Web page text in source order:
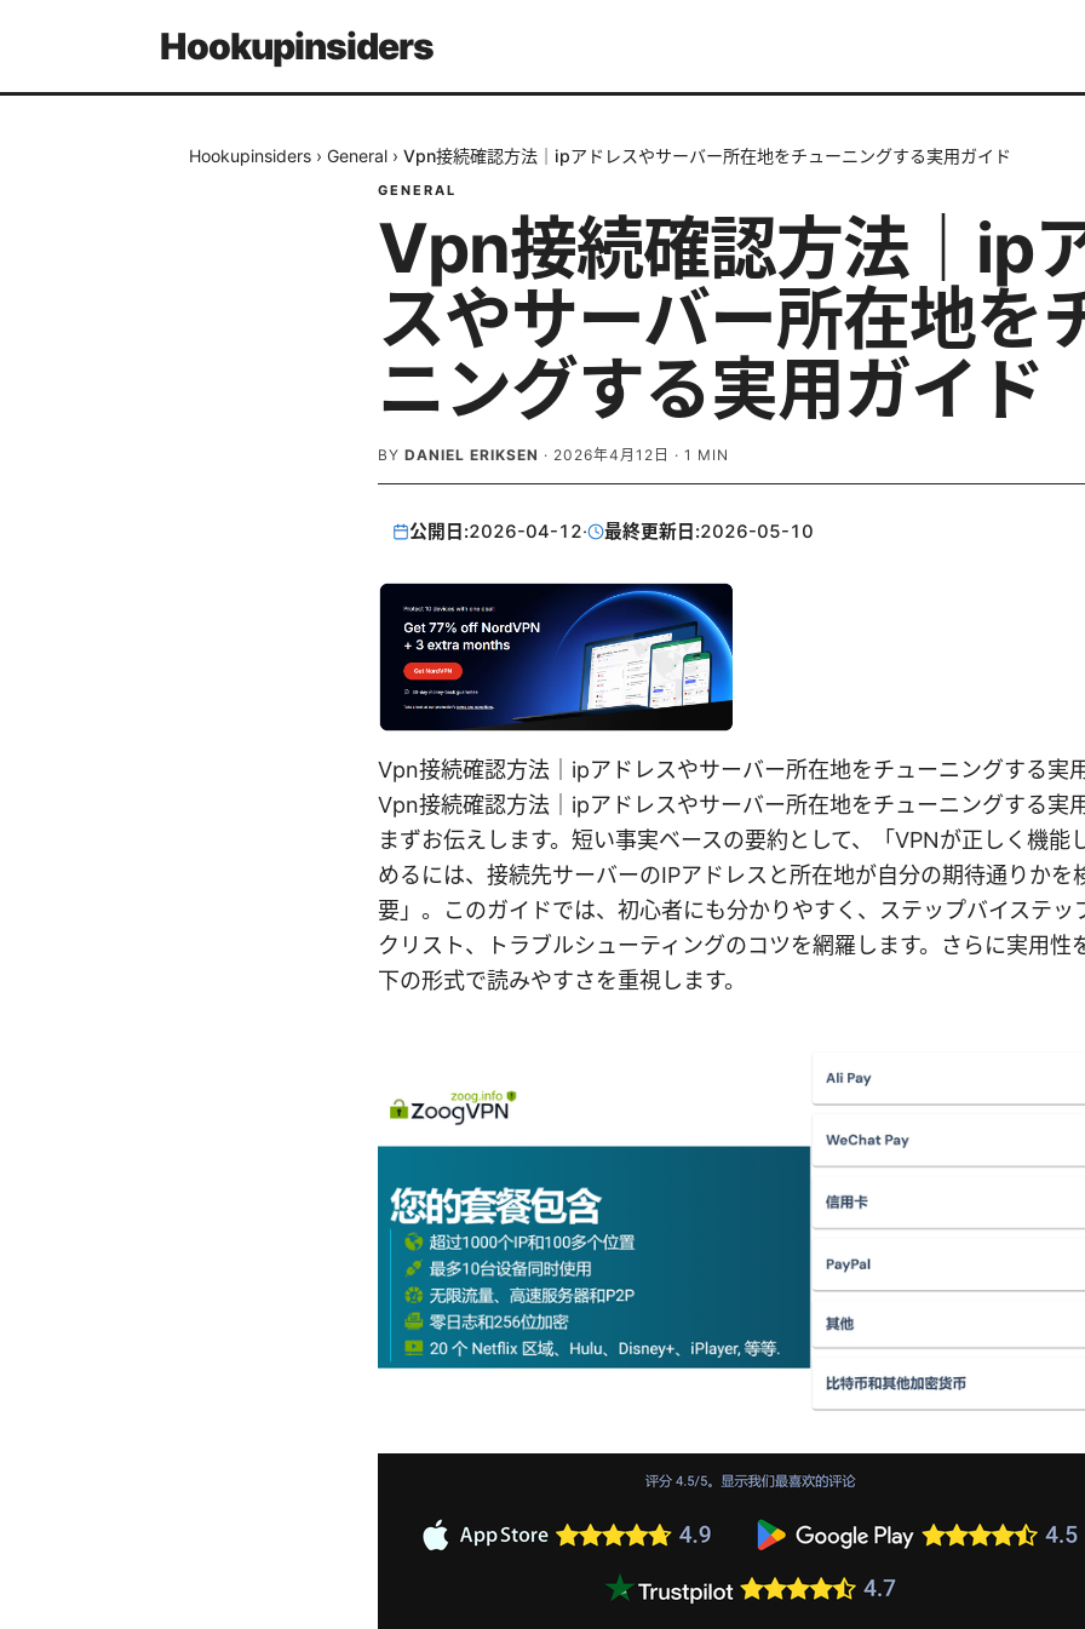
Hookupinsiders
Hookupinsiders › General › Vpn接続確認方法｜ipアドレスやサーバー所在地をチューニングする実用ガイド
GENERAL
Vpn接続確認方法｜ip
スやサーバー所在地を
ニングする実用ガイド
BY DANIEL ERIKSEN · 2026年4月12日 · 1 MIN
公開日:2026-04-12· 最終更新日:2026-05-10
Vpn接続確認方法｜ipアドレスやサーバー所在地をチューニングする実
Vpn接続確認方法｜ipアドレスやサーバー所在地をチューニングする実
まずお伝えします。短い事実ベースの要約として、「VPNが正しく機能
めるには、接続先サーバーのIPアドレスと所在地が自分の期待通りかを
要」。このガイドでは、初心者にも分かりやすく、ステップバイステッ
クリスト、トラブルシューティングのコツを網羅します。さらに実用性
下の形式で読みやすさを重視します。